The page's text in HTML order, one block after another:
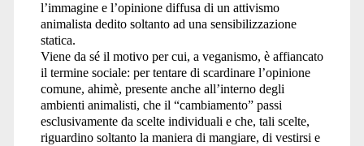
l’immagine e l’opinione diffusa di un attivismo
animalista dedito soltanto ad una sensibilizzazione
statica.
Viene da sé il motivo per cui, a veganismo, è affiancato
il termine sociale: per tentare di scardinare l’opinione
comune, ahimè, presente anche all’interno degli
ambienti animalisti, che il “cambiamento” passi
esclusivamente da scelte individuali e che, tali scelte,
riguardino soltanto la maniera di mangiare, di vestirsi e